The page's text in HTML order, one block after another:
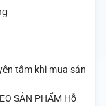
tâm khi mua sản
SẢN PHẨM Hỗ